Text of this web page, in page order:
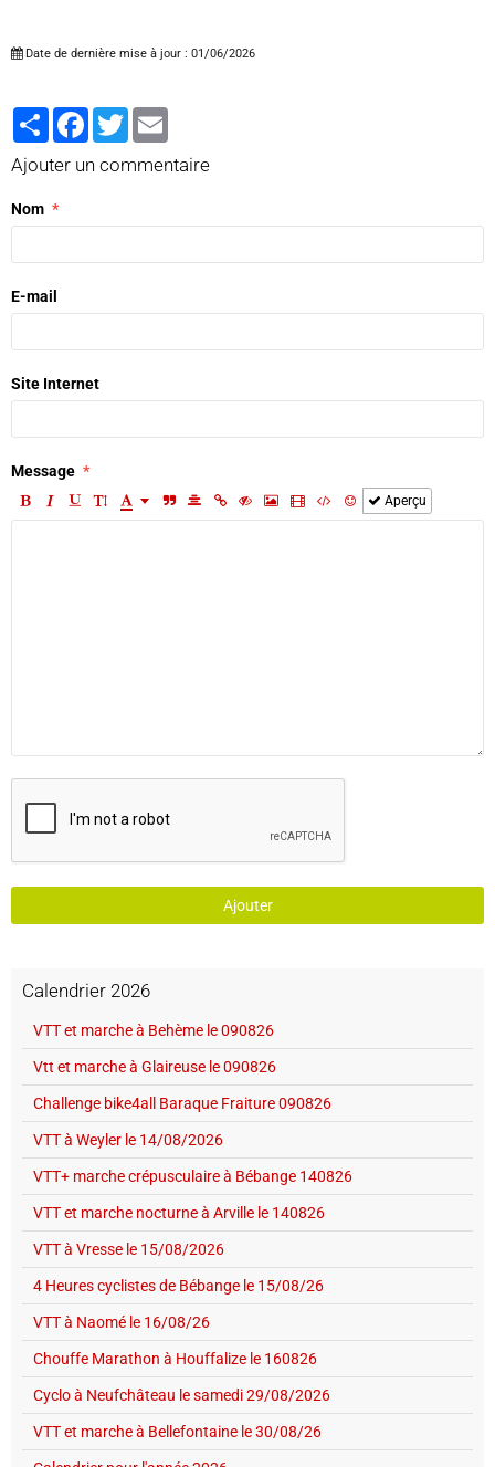
Date de dernière mise à jour : 01/06/2026
PartagerFacebook
Twitter
Ajouter un commentaire
Nom
E-mail
Site Internet
Message
Aperçu
Ajouter
Calendrier 2026
VTT et marche à Behème le 090826
Vtt et marche à Glaireuse le 090826
Challenge bike4all Baraque Fraiture 090826
VTT à Weyler le 14/08/2026
VTT+ marche crépusculaire à Bébange 140826
VTT et marche nocturne à Arville le 140826
VTT à Vresse le 15/08/2026
4 Heures cyclistes de Bébange le 15/08/26
VTT à Naomé le 16/08/26
Chouffe Marathon à Houffalize le 160826
Cyclo à Neufchâteau le samedi 29/08/2026
VTT et marche à Bellefontaine le 30/08/26